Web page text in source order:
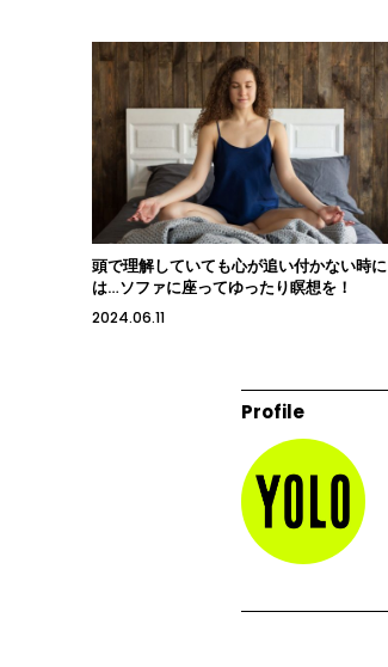
頭で理解していても心が追い付かない時に
は…ソファに座ってゆったり瞑想を！
2024.06.11
Profile